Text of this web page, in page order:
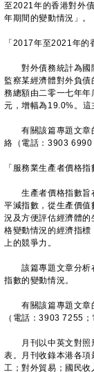
至2021年的香港對外
年期間的變動情況」。
「2017年至2021年的
對外債務統計為國
監察某經濟體對外負
務總額由二零一七年
元，增幅為19.0%。這
有關該篇專題文章
絡（電話：3903 6990
「服務業生產者價格
生產者價格指數旨
平減指數，從生產價
況及方便評估經濟體
格變動情況的經濟指
上的競爭力。
該篇專題文章分析
指數的變動情況。
有關該篇專題文章
（電話：3903 7255
月刊以中英文對照
表。月刊收錄本港各
工；對外貿易；國民